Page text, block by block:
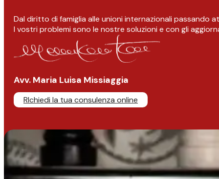
Dal diritto di famiglia alle unioni internazionali passando
I vostri problemi sono le nostre soluzioni e con gli
Avv. Maria Luisa Missiaggia
RIchiedi la tua consulenza online